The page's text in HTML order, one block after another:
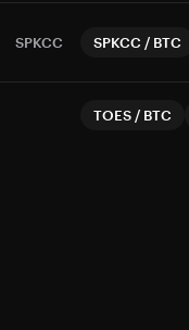
SPKCC SPKCC / BTC
TOES / BTC